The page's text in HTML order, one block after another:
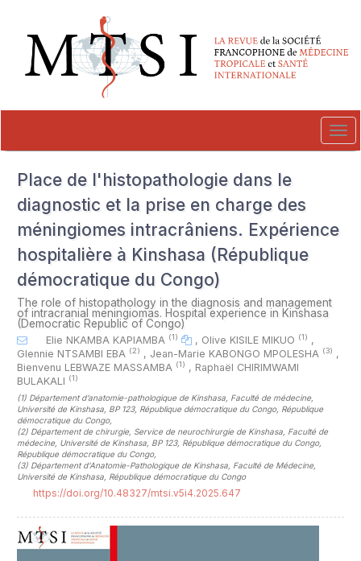
##plugins.themes.novelty.accessible_menu.main_navigation##
##plugins.themes.novelty.accessible_menu.main_content##
##plugins.themes.novelty.accessible_menu.sidebar##
Place de l'histopathologie dans le
diagnostic et la prise en charge des
méningiomes intracrâniens. Expérience
hospitalière à Kinshasa (République
démocratique du Congo)
The role of histopathology in the diagnosis and management
of intracranial meningiomas. Hospital experience in Kinshasa
(Democratic Republic of Congo)
Elie NKAMBA KAPIAMBA (1) , Olive KISILE MIKUO (1) ,
Glennie NTSAMBI EBA (2) , Jean-Marie KABONGO MPOLESHA (3) ,
Bienvenu LEBWAZE MASSAMBA (1) , Raphaël CHIRIMWAMI
BULAKALI (1)
(1) Département d’anatomie-pathologique de Kinshasa, Faculté de médecine,
Université de Kinshasa, BP 123, République démocratique du Congo, République
démocratique du Congo,
(2) Département de chirurgie, Service de neurochirurgie de Kinshasa, Faculté de
médecine, Université de Kinshasa, BP 123, République démocratique du Congo,
République démocratique du Congo,
(3) Département d’Anatomie-Pathologique de Kinshasa, Faculté de Médecine,
Université de Kinshasa, République démocratique du Congo
https://doi.org/10.48327/mtsi.v5i4.2025.647